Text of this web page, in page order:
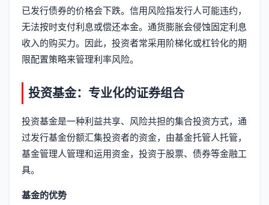
已发行债券的价格会下跌。信用风险指发行人可能违约，
无法按时支付利息或偿还本金。通货膨胀会侵蚀固定利息
收入的购买力。因此，投资者常采用阶梯化或杠铃化的期
限配置策略来管理利率风险。
投资基金：专业化的证券组合
投资基金是一种利益共享、风险共担的集合投资方式，通
过发行基金份额汇集投资者的资金，由基金托管人托管，
基金管理人管理和运用资金，投资于股票、债券等金融工
具。
基金的优势